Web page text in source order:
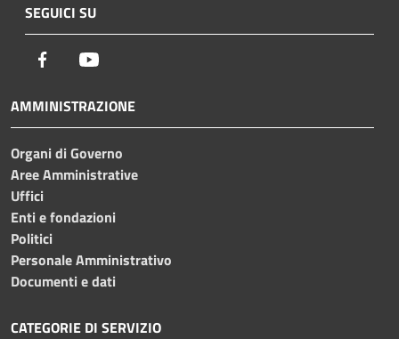
SEGUICI SU
Facebook
AMMINISTRAZIONE
Organi di Governo
Aree Amministrative
Uffici
Enti e fondazioni
Politici
Personale Amministrativo
Documenti e dati
CATEGORIE DI SERVIZIO